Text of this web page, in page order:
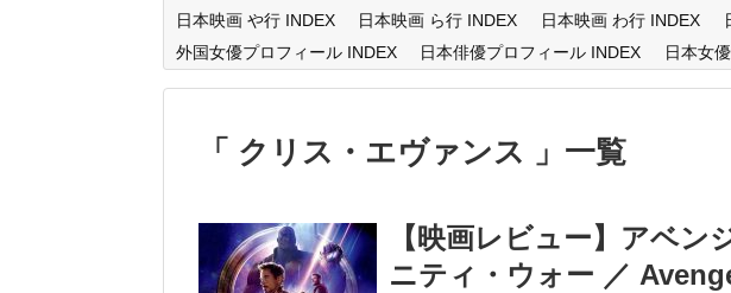
日本映画 や行 INDEX
日本映画 ら行 INDEX 日本映画 わ行 INDEX
外国女優プロフィール INDEX
日本俳優プロフィール INDEX 日本女
クリス・エヴァンス 一覧
【映画レビュー】アベン
ニティ・ウォー ／